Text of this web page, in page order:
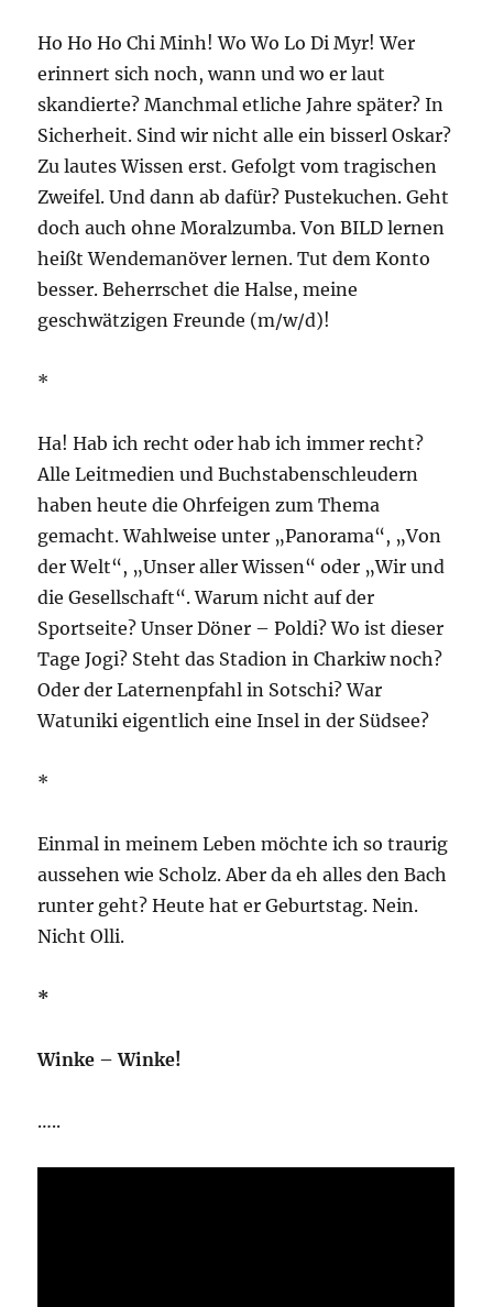
Ho Ho Ho Chi Minh! Wo Wo Lo Di Myr! Wer
erinnert sich noch, wann und wo er laut
skandierte? Manchmal etliche Jahre später? In
Sicherheit. Sind wir nicht alle ein bisserl Oskar?
Zu lautes Wissen erst. Gefolgt vom tragischen
Zweifel. Und dann ab dafür? Pustekuchen. Geht
doch auch ohne Moralzumba. Von BILD lernen
heißt Wendemanöver lernen. Tut dem Konto
besser. Beherrschet die Halse, meine
geschwätzigen Freunde (m/w/d)!
*
Ha! Hab ich recht oder hab ich immer recht?
Alle Leitmedien und Buchstabenschleudern
haben heute die Ohrfeigen zum Thema
gemacht. Wahlweise unter „Panorama“, „Von
der Welt“, „Unser aller Wissen“ oder „Wir und
die Gesellschaft“. Warum nicht auf der
Sportseite? Unser Döner – Poldi? Wo ist dieser
Tage Jogi? Steht das Stadion in Charkiw noch?
Oder der Laternenpfahl in Sotschi? War
Watuniki eigentlich eine Insel in der Südsee?
*
Einmal in meinem Leben möchte ich so traurig
aussehen wie Scholz. Aber da eh alles den Bach
runter geht? Heute hat er Geburtstag. Nein.
Nicht Olli.
*
Winke – Winke!
…..